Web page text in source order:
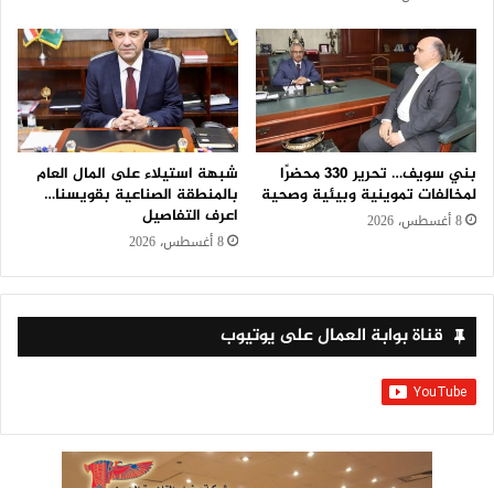
بني سويف… تحرير 330 محضرًا
لمخالفات تموينية وبيئية وصحية
8 أغسطس، 2026
شبهة استيلاء على المال العام
بالمنطقة الصناعية بقويسنا…
اعرف التفاصيل
8 أغسطس، 2026
قناة بوابة العمال على يوتيوب